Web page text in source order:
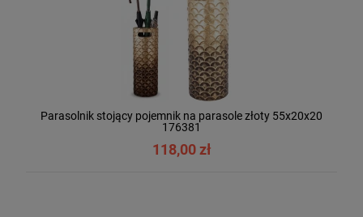
Parasolnik stojący pojemnik na parasole złoty 55x20x20
176381
118,00 zł